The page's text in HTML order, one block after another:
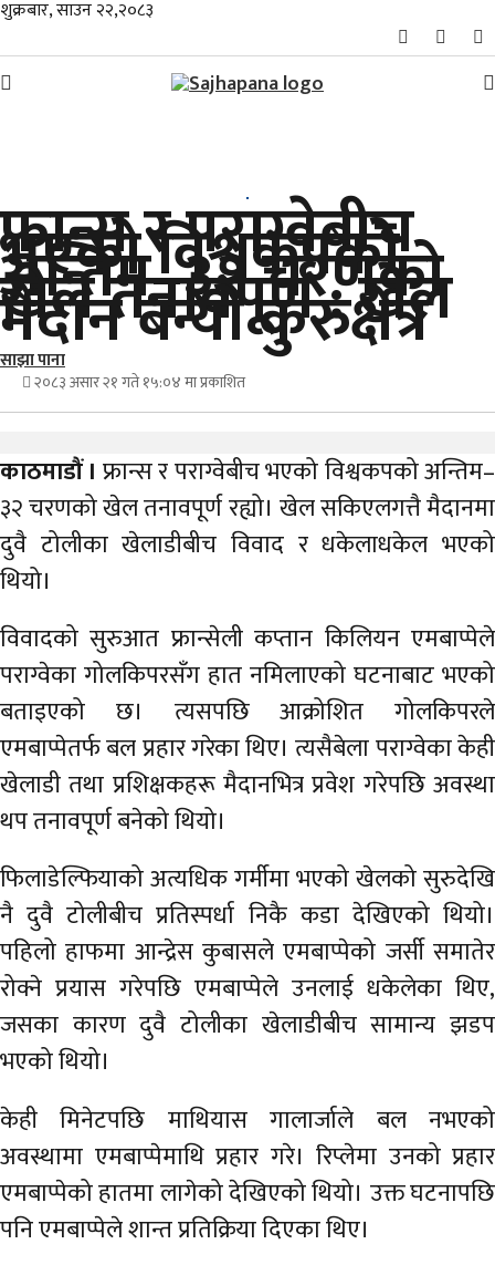
शुक्रबार, साउन २२,२०८३
विशेष
स्थानीय
राजनीति
जीवनशैली
अर्थ
अन्तरवार्ता
बहस
फ्रान्स र पराग्वेबीच
भएको विश्वकपको
अन्तिम–३२ चरणको
खेल तनावपूर्ण : खेल
मैदान बन्यो कुरुक्षेत्र
साझा पाना
२०८३ असार २१ गते १५:०४ मा प्रकाशित
काठमाडौं । फ्रान्स र पराग्वेबीच भएको विश्वकपको अन्तिम–
३२ चरणको खेल तनावपूर्ण रह्यो। खेल सकिएलगत्तै मैदानमा
दुवै टोलीका खेलाडीबीच विवाद र धकेलाधकेल भएको
थियो।
विवादको सुरुआत फ्रान्सेली कप्तान किलियन एमबाप्पेले
पराग्वेका गोलकिपरसँग हात नमिलाएको घटनाबाट भएको
बताइएको छ। त्यसपछि आक्रोशित गोलकिपरले
एमबाप्पेतर्फ बल प्रहार गरेका थिए। त्यसैबेला पराग्वेका केही
खेलाडी तथा प्रशिक्षकहरू मैदानभित्र प्रवेश गरेपछि अवस्था
थप तनावपूर्ण बनेको थियो।
फिलाडेल्फियाको अत्यधिक गर्मीमा भएको खेलको सुरुदेखि
नै दुवै टोलीबीच प्रतिस्पर्धा निकै कडा देखिएको थियो।
पहिलो हाफमा आन्द्रेस कुबासले एमबाप्पेको जर्सी समातेर
रोक्ने प्रयास गरेपछि एमबाप्पेले उनलाई धकेलेका थिए,
जसका कारण दुवै टोलीका खेलाडीबीच सामान्य झडप
भएको थियो।
केही मिनेटपछि माथियास गालार्जाले बल नभएको
अवस्थामा एमबाप्पेमाथि प्रहार गरे। रिप्लेमा उनको प्रहार
एमबाप्पेको हातमा लागेको देखिएको थियो। उक्त घटनापछि
पनि एमबाप्पेले शान्त प्रतिक्रिया दिएका थिए।